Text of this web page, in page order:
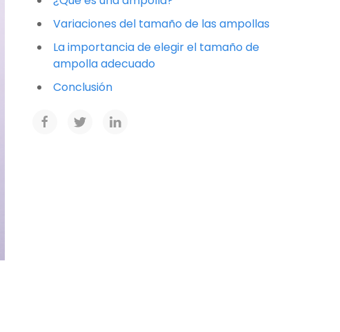
Variaciones del tamaño de las ampollas
La importancia de elegir el tamaño de
ampolla adecuado
Conclusión